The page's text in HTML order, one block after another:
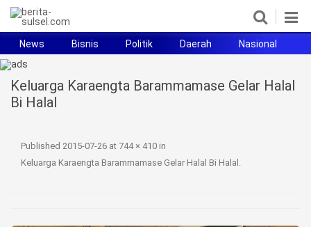
Home
News
Pendidikan
News Bisnis Politik Daerah Nasional
Keluarga Karaengta Barammamase Gelar Halal
Bi Halal
Published 2015-07-26 at 744 × 410 in
Keluarga Karaengta Barammamase Gelar Halal Bi Halal .